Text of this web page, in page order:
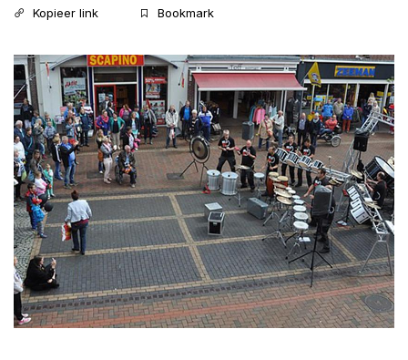
Kopieer link
Bookmark